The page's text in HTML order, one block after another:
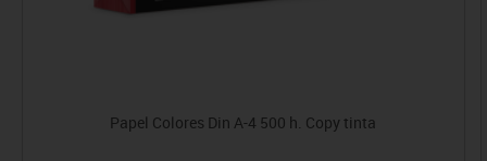
Papel Colores Din A-4 500 h. Copy tinta